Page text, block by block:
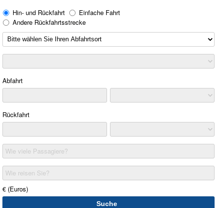
Hin- und Rückfahrt
Einfache Fahrt
Andere Rückfahrtsstrecke
Abfahrt
Rückfahrt
Wie viele Passagiere?
Wie reisen Sie?
€ (Euros)
Suche